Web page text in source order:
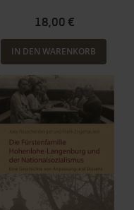
18,00 €
IN DEN WARENKORB